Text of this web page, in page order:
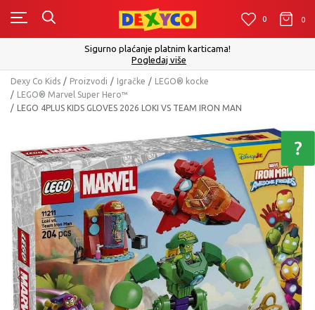
0 0
Sigurno plaćanje platnim karticama!
Pogledaj više
Dexy Co Kids Proizvodi Igračke
LEGO® kocke
LEGO® Marvel Super Hero™
LEGO 4PLUS KIDS GLOVES 2026 LOKI VS TEAM IRON MAN